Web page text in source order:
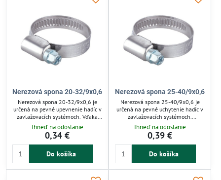
Nerezová spona 20-32/9x0,6
Nerezová spona 20-32/9x0,6 je
určená na pevné upevnenie hadíc v
zavlažovacích systémoch. Vďaka
nerezovej ocele odoláva korózii a
vydrží náročné podmienky
exteriéru. Zabraňuje uvoľneniu
hadíc pri vyššom tlaku, čím
zabezpečuje spoľahlivý spoj.
poľnohospodárske závlahy,
Ihneď na odoslanie
0,34 €
Do košíka
Nerezová spona 25-40/9x0,6
Nerezová spona 25-40/9x0,6 je
určená na pevné uchytenie hadíc v
zavlažovacích systémoch.
Zabezpečuje stabilné spojenie,
ktoré odoláva tlaku a pohybu.
Vyrobená z nehrdzavejúcej ocele, je
odolná proti korózii a vhodná pre
záhradnú i poľnohospodársku
čas a zaručuje spoľahlivosť.
Ihneď na odoslanie
0,39 €
Do košíka